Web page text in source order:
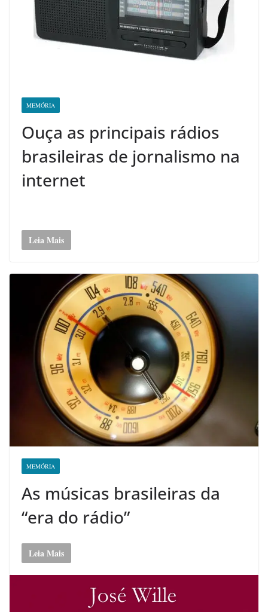
MEMÓRIA
Ouça as principais rádios
brasileiras de jornalismo na
internet
Leia Mais
MEMÓRIA
As músicas brasileiras da
“era do rádio”
Leia Mais